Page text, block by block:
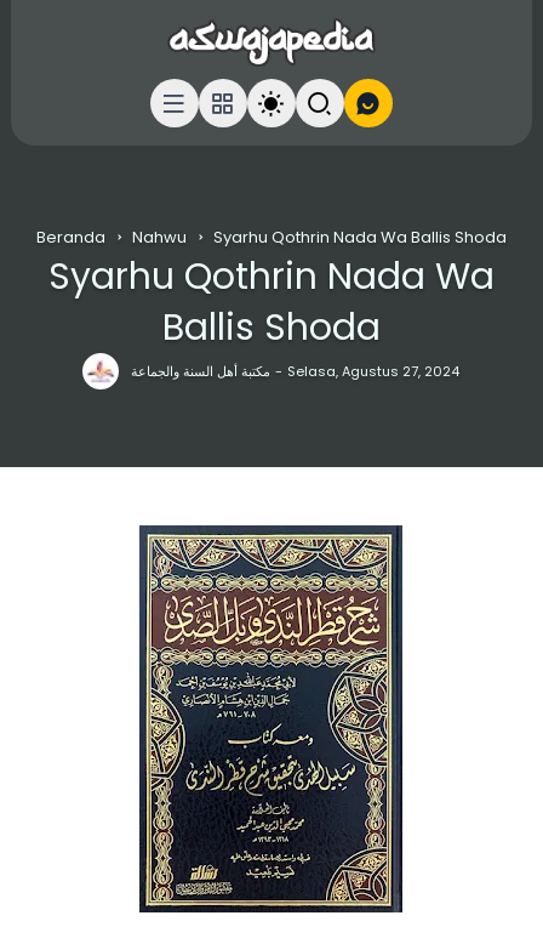
Beranda Nahwu Syarhu Qothrin Nada Wa Ballis Shoda
مكتبة أهل السنة والجماعة Selasa, Agustus 27, 2024
Syarhu Qothrin Nada Wa
Ballis Shoda